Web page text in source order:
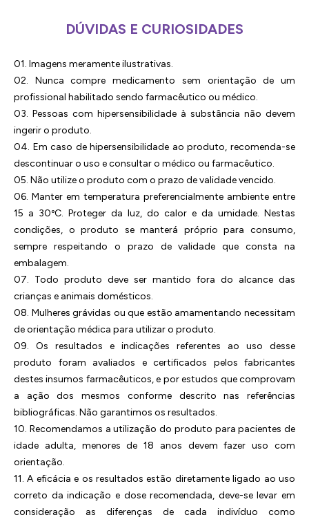
DÚVIDAS E CURIOSIDADES
01. Imagens meramente ilustrativas.
02. Nunca compre medicamento sem orientação de um
profissional habilitado sendo farmacêutico ou médico.
03. Pessoas com hipersensibilidade à substância não devem
ingerir o produto.
04. Em caso de hipersensibilidade ao produto, recomenda-se
descontinuar o uso e consultar o médico ou farmacêutico.
05. Não utilize o produto com o prazo de validade vencido.
06. Manter em temperatura preferencialmente ambiente entre
15 a 30ºC. Proteger da luz, do calor e da umidade. Nestas
condições, o produto se manterá próprio para consumo,
sempre respeitando o prazo de validade que consta na
embalagem.
07. Todo produto deve ser mantido fora do alcance das
crianças e animais domésticos.
08. Mulheres grávidas ou que estão amamentando necessitam
de orientação médica para utilizar o produto.
09. Os resultados e indicações referentes ao uso desse
produto foram avaliados e certificados pelos fabricantes
destes insumos farmacêuticos, e por estudos que comprovam
a ação dos mesmos conforme descrito nas referências
bibliográficas. Não garantimos os resultados.
10. Recomendamos a utilização do produto para pacientes de
idade adulta, menores de 18 anos devem fazer uso com
orientação.
11. A eficácia e os resultados estão diretamente ligado ao uso
correto da indicação e dose recomendada, deve-se levar em
consideração as diferenças de cada indivíduo como